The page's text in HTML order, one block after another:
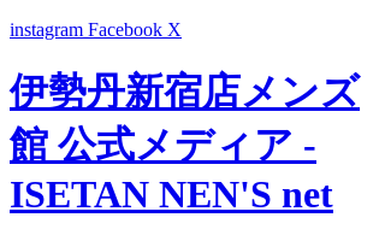
instagram Facebook X
伊勢丹新宿店メンズ
館 公式メディア -
ISETAN NEN'S net